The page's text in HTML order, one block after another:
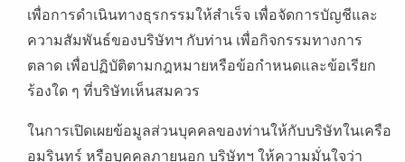
เพื่อการดำเนินทางธุรกรรมให้สำเร็จ เพื่อจัดการบัญชีและ
ความสัมพันธ์ของบริษัทฯ กับท่าน เพื่อกิจกรรมทางการ
ตลาด เพื่อปฏิบัติตามกฎหมายหรือข้อกำหนดและข้อเรียก
ร้องใด ๆ ที่บริษัทเห็นสมควร
ในการเปิดเผยข้อมูลส่วนบุคคลของท่านให้กับบริษัทในเครือ
อมรินทร์ หรือบุคคลภายนอก บริษัทฯ ให้ความมั่นใจว่า